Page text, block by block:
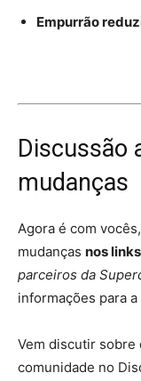
Empurrão
Discussão
mudanças
Agora é com vocês,
mudanças nos
parceiros da
informações para
Vem discutir sobre
comunidade no